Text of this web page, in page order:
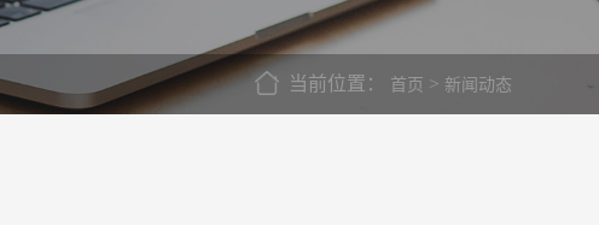
当前位置： 首页 > 新闻动态